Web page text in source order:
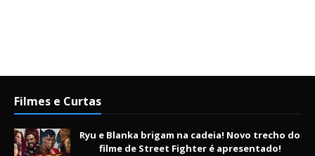
Filmes e Curtas
Ryu e Blanka brigam na cadeia! Novo trecho do
filme de Street Fighter é apresentado!